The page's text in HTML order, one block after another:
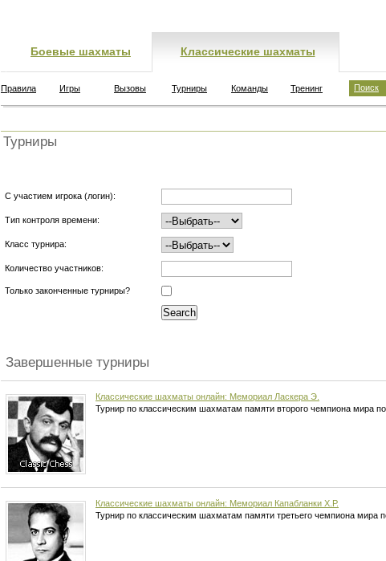
Боевые шахматы Классические шахматы
Правила Игры Вызовы Турниры Команды Тренинг Поиск
Турниры
С участием игрока (логин):
Тип контроля времени:
Класс турнира:
Количество участников:
Только законченные турниры?
Завершенные турниры
Классические шахматы онлайн: Мемориал Ласкера Э.
Турнир по классическим шахматам памяти второго чемпиона мира
Классические шахматы онлайн: Мемориал Капабланки Х.Р.
Турнир по классическим шахматам памяти третьего чемпиона мира